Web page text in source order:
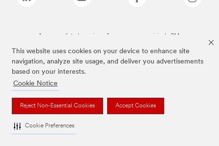
This website uses cookies on your device to enhance site
navigation, analyze site usage, and deliver you advertisements
based on your interests.
Cookie Notice
Reject Non-Essential Cookies Accept Cookies
Cookie Preferences
As marcas listadas a cima são marcas comerciais da 3M.